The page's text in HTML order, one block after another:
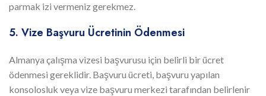
parmak izi vermeniz gerekmez.
5. Vize Başvuru Ücretinin Ödenmesi
Almanya çalışma vizesi başvurusu için belirli bir ücret
ödenmesi gereklidir. Başvuru ücreti, başvuru yapılan
konsolosluk veya vize başvuru merkezi tarafından belirlenir